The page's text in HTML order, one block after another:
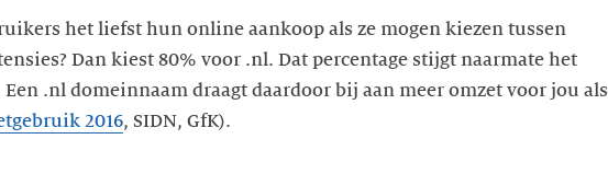
het liefst hun online aankoop als ze mogen kiezen tussen
Dan kiest 80% voor .nl. Dat percentage stijgt naarmate het
.nl domeinnaam draagt daardoor bij aan meer omzet voor jou als
2016, SIDN, GfK).